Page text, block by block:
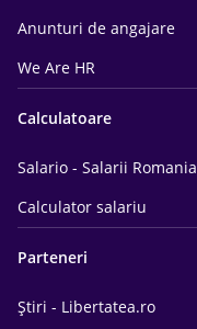
Anunturi de angajare
We Are HR
Calculatoare
Salario - Salarii Romania
Calculator salariu
Parteneri
Știri - Libertatea.ro